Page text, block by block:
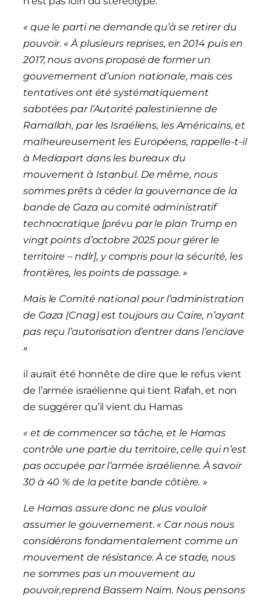
« que le parti ne demande qu’à se retirer du
pouvoir. « À plusieurs reprises, en 2014 puis en
2017, nous avons proposé de former un
gouvernement d’union nationale, mais ces
tentatives ont été systématiquement
sabotées par l’Autorité palestinienne de
Ramallah, par les Israéliens, les Américains, et
malheureusement les Européens, rappelle-t-il
à Mediapart dans les bureaux du
mouvement à Istanbul. De même, nous
sommes prêts à céder la gouvernance de la
bande de Gaza au comité administratif
technocratique [prévu par le plan Trump en
vingt points d’octobre 2025 pour gérer le
territoire – ndlr], y compris pour la sécurité, les
frontières, les points de passage. »
Mais le Comité national pour l’administration
de Gaza (Cnag) est toujours au Caire, n’ayant
pas reçu l’autorisation d’entrer dans l’enclave
»
il aurait été honnête de dire que le refus vient
de l’armée israélienne qui tient Rafah, et non
de suggérer qu’il vient du Hamas
« et de commencer sa tâche, et le Hamas
contrôle une partie du territoire, celle qui n’est
pas occupée par l’armée israélienne. À savoir
30 à 40 % de la petite bande côtière. »
Le Hamas assure donc ne plus vouloir
assumer le gouvernement. « Car nous nous
considérons fondamentalement comme un
mouvement de résistance. À ce stade, nous
ne sommes pas un mouvement au
pouvoir,reprend Bassem Naïm. Nous pensons